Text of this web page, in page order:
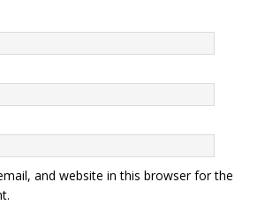
and website in this browser for the